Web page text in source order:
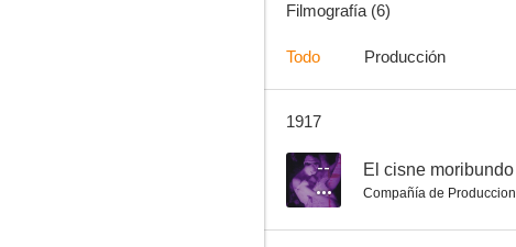
Filmografía (6)
Todo Producción
1917
-- El cisne moribundo
Compañía de Produccion